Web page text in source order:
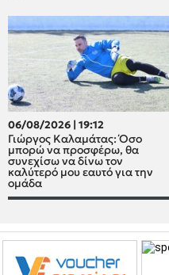
06/08/2026 | 19:12
Γιώργος Καλαμάτας: Όσο
μπορώ να προσφέρω, θα
συνεχίσω να δίνω τον
καλύτερό μου εαυτό για την
ομάδα